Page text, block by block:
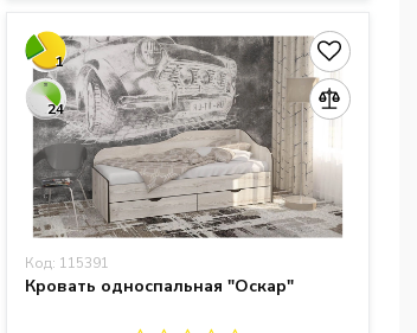
1
24
Код: 115391
Кровать односпальная "Оскар"